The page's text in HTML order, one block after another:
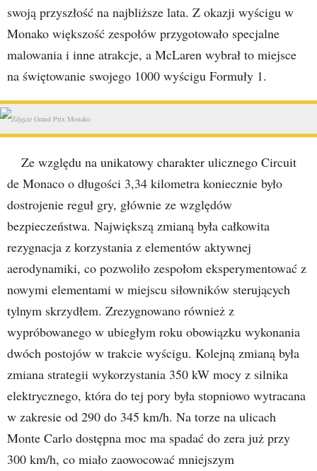
swoją przyszłość na najbliższe lata. Z okazji wyścigu w
Monako większość zespołów przygotowało specjalne
malowania i inne atrakcje, a McLaren wybrał to miejsce
na świętowanie swojego 1000 wyścigu Formuły 1.
Ze względu na unikatowy charakter ulicznego Circuit
de Monaco o długości 3,34 kilometra koniecznie było
dostrojenie reguł gry, głównie ze względów
bezpieczeństwa. Największą zmianą była całkowita
rezygnacja z korzystania z elementów aktywnej
aerodynamiki, co pozwoliło zespołom eksperymentować z
nowymi elementami w miejscu siłowników sterujących
tylnym skrzydłem. Zrezygnowano również z
wypróbowanego w ubiegłym roku obowiązku wykonania
dwóch postojów w trakcie wyścigu. Kolejną zmianą była
zmiana strategii wykorzystania 350 kW mocy z silnika
elektrycznego, która do tej pory była stopniowo wytracana
w zakresie od 290 do 345 km/h. Na torze na ulicach
Monte Carlo dostępna moc ma spadać do zera już przy
300 km/h, co miało zaowocować mniejszym